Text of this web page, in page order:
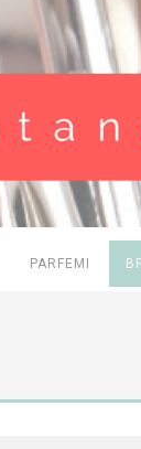
PARFEMI